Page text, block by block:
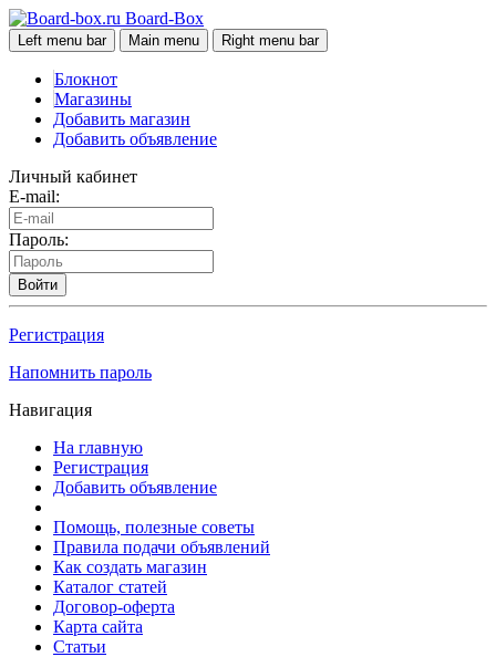
Board-Box
Left menu bar Main menu Right menu bar
Блокнот
Магазины
Добавить магазин
Добавить объявление
Личный кабинет
E-mail:
Пароль:
Войти
Регистрация
Напомнить пароль
Навигация
На главную
Регистрация
Добавить объявление
Помощь, полезные советы
Правила подачи объявлений
Как создать магазин
Каталог статей
Договор-оферта
Карта сайта
Статьи